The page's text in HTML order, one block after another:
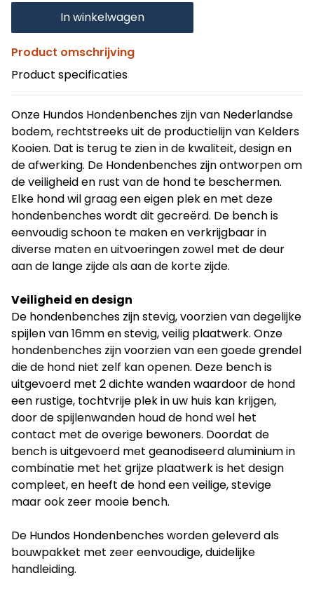
In winkelwagen
Product omschrijving
Product specificaties
Onze Hundos Hondenbenches zijn van Nederlandse
bodem, rechtstreeks uit de productielijn van Kelders
Kooien. Dat is terug te zien in de kwaliteit, design en
de afwerking. De Hondenbenches zijn ontworpen om
de veiligheid en rust van de hond te beschermen.
Elke hond wil graag een eigen plek en met deze
hondenbenches wordt dit gecreërd. De bench is
eenvoudig schoon te maken en verkrijgbaar in
diverse maten en uitvoeringen zowel met de deur
aan de lange zijde als aan de korte zijde.
Veiligheid en design
De hondenbenches zijn stevig, voorzien van degelijke
spijlen van 16mm en stevig, veilig plaatwerk. Onze
hondenbenches zijn voorzien van een goede grendel
die de hond niet zelf kan openen. Deze bench is
uitgevoerd met 2 dichte wanden waardoor de hond
een rustige, tochtvrije plek in uw huis kan krijgen,
door de spijlenwanden houd de hond wel het
contact met de overige bewoners. Doordat de
bench is uitgevoerd met geanodiseerd aluminium in
combinatie met het grijze plaatwerk is het design
compleet, en heeft de hond een veilige, stevige
maar ook zeer mooie bench.
De Hundos Hondenbenches worden geleverd als
bouwpakket met zeer eenvoudige, duidelijke
handleiding.